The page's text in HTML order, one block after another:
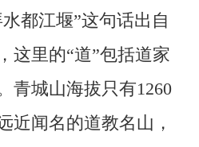
都江堰”这句话出自
这里的“道”包括道家
青城山海拔只有1260
近闻名的道教名山，